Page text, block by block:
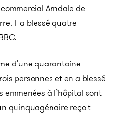
Arndale de
Il a blessé quatre
d’une quarantaine
personnes et en a blessé
emmenées à l’hôpital sont
quinquagénaire reçoit